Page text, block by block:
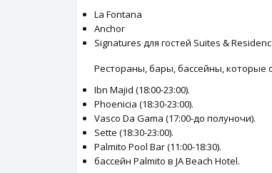
La Fontana
Anchor
Signatures для гостей Suites &
Рестораны, бары, бассейны, которые
Ibn Majid (18:00-23:00).
Phoenicia (18:30-23:00).
Vasco Da Gama (17:00-до полуночи).
Sette (18:30-23:00).
Palmito Pool Bar (11:00-18:30).
бассейн Palmito в JA Beach Hotel.